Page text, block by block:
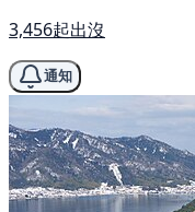
3,456起出沒
通知